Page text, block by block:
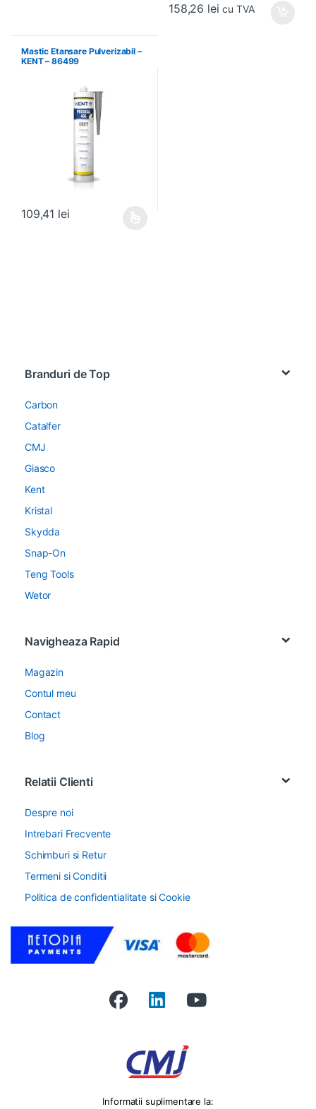
158,26 lei cu TVA
Mastic Etansare Pulverizabil –
KENT – 86499
109,41 lei
Branduri de Top
Carbon
Catalfer
CMJ
Giasco
Kent
Kristal
Skydda
Snap-On
Teng Tools
Wetor
Navigheaza Rapid
Magazin
Contul meu
Contact
Blog
Relatii Clienti
Despre noi
Intrebari Frecvente
Schimburi si Retur
Termeni si Conditii
Politica de confidentialitate si Cookie
Informatii suplimentare la: